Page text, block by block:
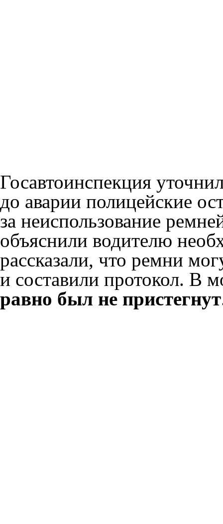
Госавтоинспекция
до аварии полицейские
за неиспользование
объяснили водителю
рассказали, что ремни
и составили протокол. В
равно был не пристегнут